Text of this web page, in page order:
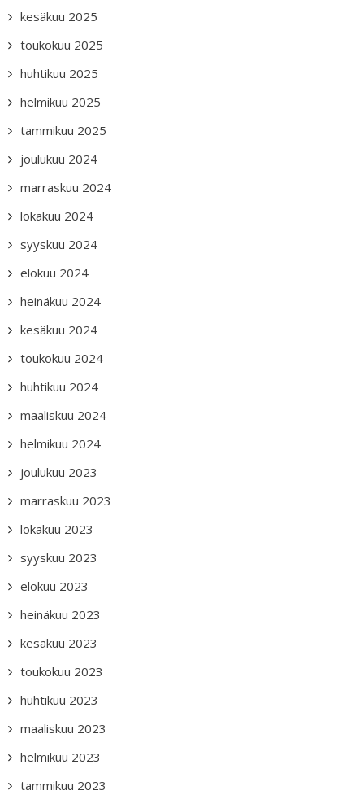
kesäkuu 2025
toukokuu 2025
huhtikuu 2025
helmikuu 2025
tammikuu 2025
joulukuu 2024
marraskuu 2024
lokakuu 2024
syyskuu 2024
elokuu 2024
heinäkuu 2024
kesäkuu 2024
toukokuu 2024
huhtikuu 2024
maaliskuu 2024
helmikuu 2024
joulukuu 2023
marraskuu 2023
lokakuu 2023
syyskuu 2023
elokuu 2023
heinäkuu 2023
kesäkuu 2023
toukokuu 2023
huhtikuu 2023
maaliskuu 2023
helmikuu 2023
tammikuu 2023